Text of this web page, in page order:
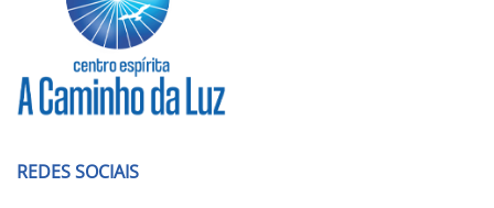
REDES SOCIAIS